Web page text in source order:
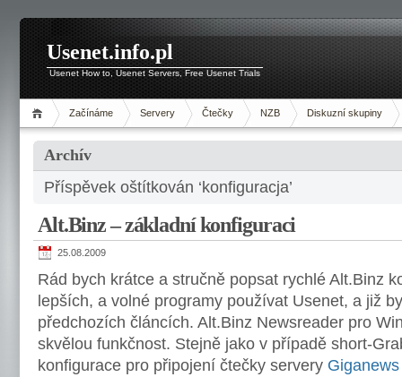
Usenet.info.pl
Usenet How to, Usenet Servers, Free Usenet Trials
Začínáme Servery Čtečky NZB Diskuzní skupiny
Archív
Příspěvek oštítkován ‘konfiguracja’
Alt.Binz – základní konfiguraci
25.08.2009
Rád bych krátce a stručně popsat rychlé Alt.Binz
lepších, a volné programy používat Usenet, a již
předchozích článcích. Alt.Binz Newsreader pro
skvělou funkčnost. Stejně jako v případě short-
konfigurace pro připojení čtečky servery Giganews